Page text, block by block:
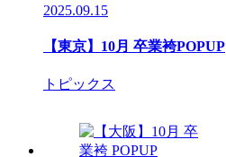
2025.09.15
【東京】10月 卒業袴POPUP
トピックス